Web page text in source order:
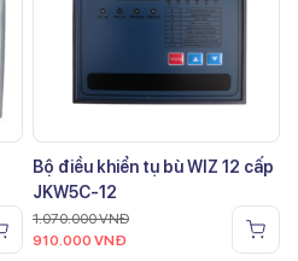
Bộ điều khiển tụ bù WIZ 12 cấp
JKW5C-12
1.070.000VNĐ
910.000 VNĐ